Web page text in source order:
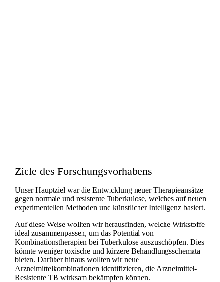
Ziele des Forschungsvorhabens
Unser Hauptziel war die Entwicklung neuer Therapieansätze
gegen normale und resistente Tuberkulose, welches auf neuen
experimentellen Methoden und künstlicher Intelligenz basiert.
Auf diese Weise wollten wir herausfinden, welche Wirkstoffe
ideal zusammenpassen, um das Potential von
Kombinationstherapien bei Tuberkulose auszuschöpfen. Dies
könnte weniger toxische und kürzere Behandlungsschemata
bieten. Darüber hinaus wollten wir neue
Arzneimittelkombinationen identifizieren, die Arzneimittel-
Resistente TB wirksam bekämpfen können.